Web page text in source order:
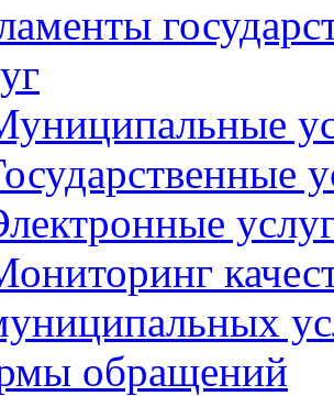
обращений